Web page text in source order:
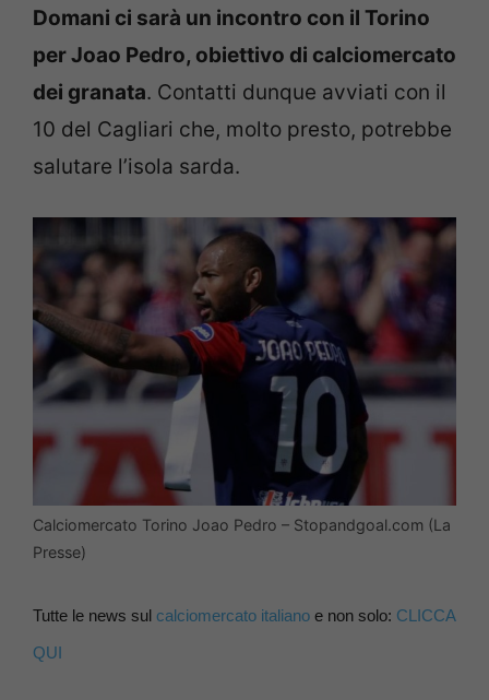
Domani ci sarà un incontro con il Torino
per Joao Pedro, obiettivo di calciomercato
dei granata. Contatti dunque avviati con il
10 del Cagliari che, molto presto, potrebbe
salutare l’isola sarda.
Calciomercato Torino Joao Pedro – Stopandgoal.com (La
Presse)
Tutte le news sul calciomercato italiano e non solo: CLICCA
QUI